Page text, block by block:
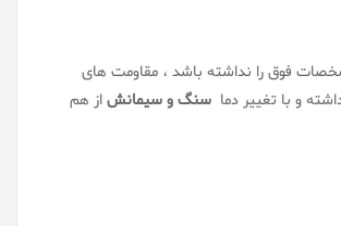
فوق را نداشته باشد ، مقاومت های
و با تغییر دما سنگ و سیمانشاز هم